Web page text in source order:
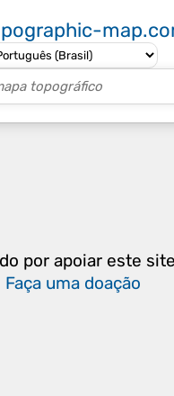
por apoiar este
Faça uma doação